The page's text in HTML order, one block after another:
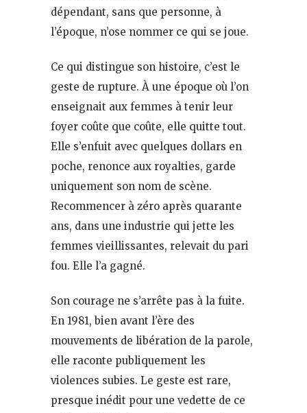
dépendant, sans que personne, à
l’époque, n’ose nommer ce qui se joue.
Ce qui distingue son histoire, c’est le
geste de rupture. À une époque où l’on
enseignait aux femmes à tenir leur
foyer coûte que coûte, elle quitte tout.
Elle s’enfuit avec quelques dollars en
poche, renonce aux royalties, garde
uniquement son nom de scène.
Recommencer à zéro après quarante
ans, dans une industrie qui jette les
femmes vieillissantes, relevait du pari
fou. Elle l’a gagné.
Son courage ne s’arrête pas à la fuite.
En 1981, bien avant l’ère des
mouvements de libération de la parole,
elle raconte publiquement les
violences subies. Le geste est rare,
presque inédit pour une vedette de ce